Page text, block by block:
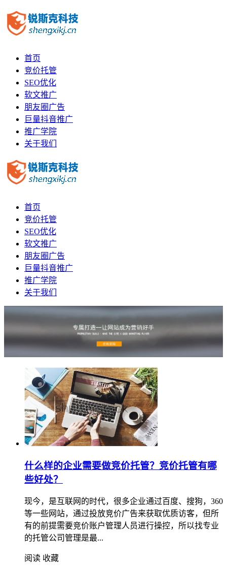
首页
竞价托管
SEO优化
软文推广
朋友圈广告
巨量抖音推广
推广学院
关于我们
首页
竞价托管
SEO优化
软文推广
朋友圈广告
巨量抖音推广
推广学院
关于我们
什么样的企业需要做竞价托管？竞价托管有哪
些好处？
现今，是互联网的时代，很多企业通过百度、搜狗，360
等一些网站，通过投放竞价广告来获取优质访客，但所
有的前提需要竞价账户管理人员进行操控，所以找专业
的托管公司管理是最...
阅读 收藏